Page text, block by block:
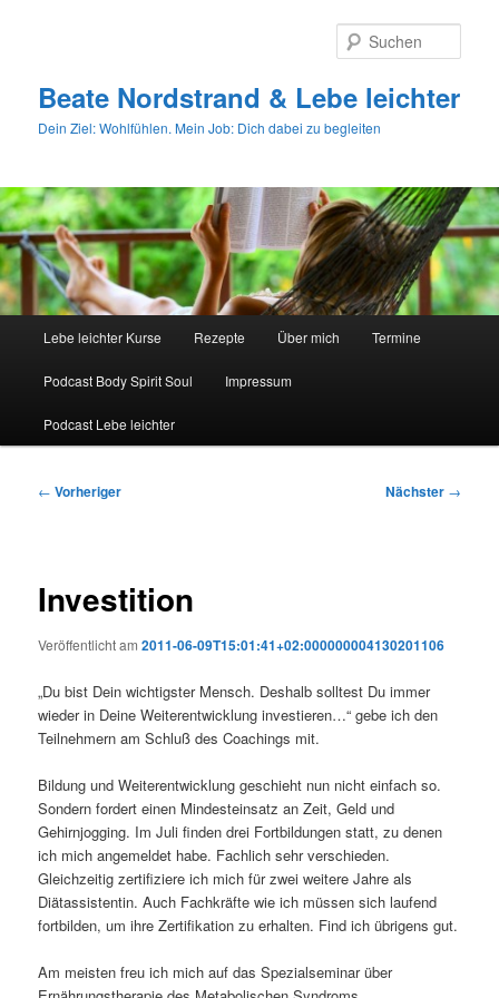
Beate Nordstrand & Lebe leichter
Dein Ziel: Wohlfühlen. Mein Job: Dich dabei zu begleiten
Lebe leichter Kurse Rezepte Über mich Termine
Podcast Body Spirit Soul Impressum
Podcast Lebe leichter
Beitragsnavigation
← Vorheriger Nächster →
Investition
Veröffentlicht am2011-06-09T15:01:41+02:000000004130201106
„Du bist Dein wichtigster Mensch. Deshalb solltest Du immer
wieder in Deine Weiterentwicklung investieren…“ gebe ich den
Teilnehmern am Schluß des Coachings mit.
Bildung und Weiterentwicklung geschieht nun nicht einfach so.
Sondern fordert einen Mindesteinsatz an Zeit, Geld und
Gehirnjogging. Im Juli finden drei Fortbildungen statt, zu denen
ich mich angemeldet habe. Fachlich sehr verschieden.
Gleichzeitig zertifiziere ich mich für zwei weitere Jahre als
Diätassistentin. Auch Fachkräfte wie ich müssen sich laufend
fortbilden, um ihre Zertifikation zu erhalten. Find ich übrigens gut.
Am meisten freu ich mich auf das Spezialseminar über